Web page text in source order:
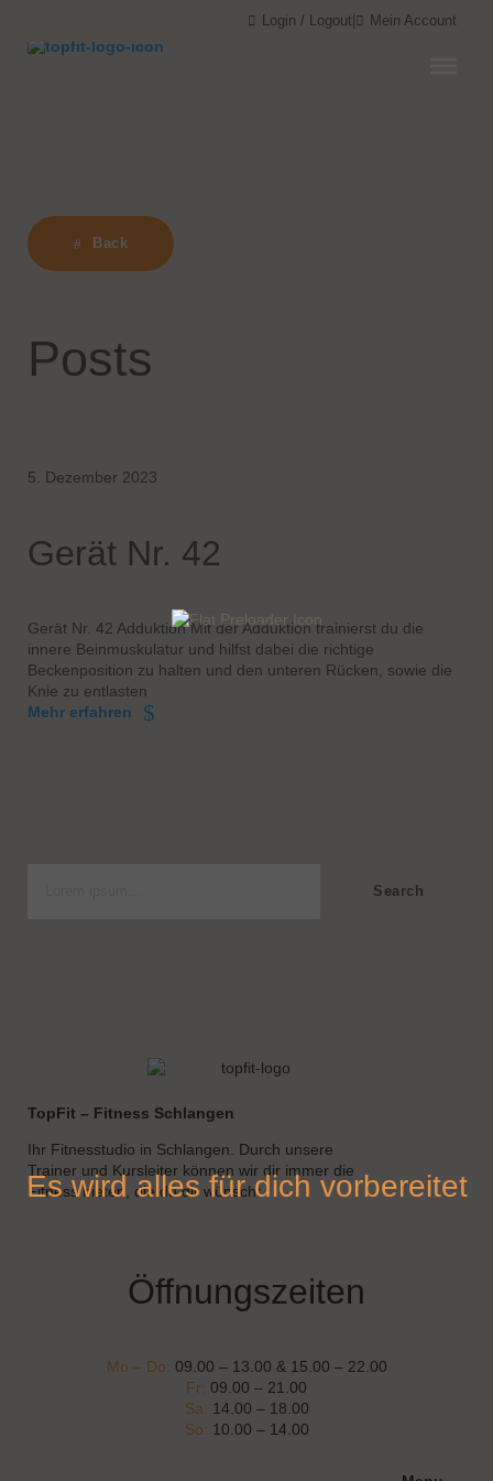
Es wird alles für dich vorbereitet
Login / Logout Mein Account
Back
Posts
5. Dezember 2023
Gerät Nr. 42
Gerät Nr. 42 Adduktion Mit der Adduktion trainierst du die
innere Beinmuskulatur und hilfst dabei die richtige
Beckenposition zu halten und den unteren Rücken, sowie die
Knie zu entlasten
Mehr erfahren
Search
TopFit – Fitness Schlangen
Ihr Fitnesstudio in Schlangen. Durch unsere
Trainer und Kursleiter können wir dir immer die
Fitness bieten, die du dir wünscht.
Öffnungszeiten
Mo – Do: 09.00 – 13.00 & 15.00 – 22.00
Fr: 09.00 – 21.00
Sa: 14.00 – 18.00
So: 10.00 – 14.00